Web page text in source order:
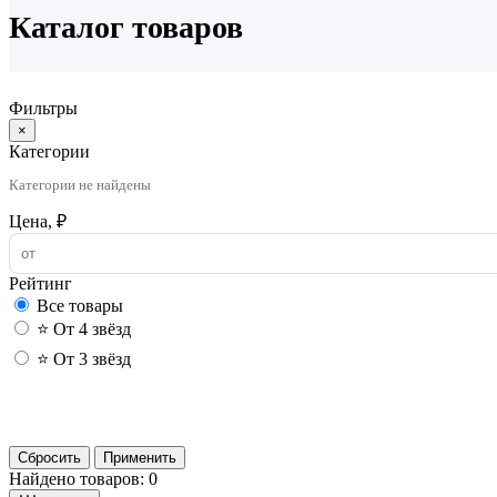
Каталог товаров
Фильтры
×
Категории
Категории не найдены
Цена, ₽
Рейтинг
Все товары
⭐ От 4 звёзд
⭐ От 3 звёзд
Сбросить
Применить
Найдено товаров: 0